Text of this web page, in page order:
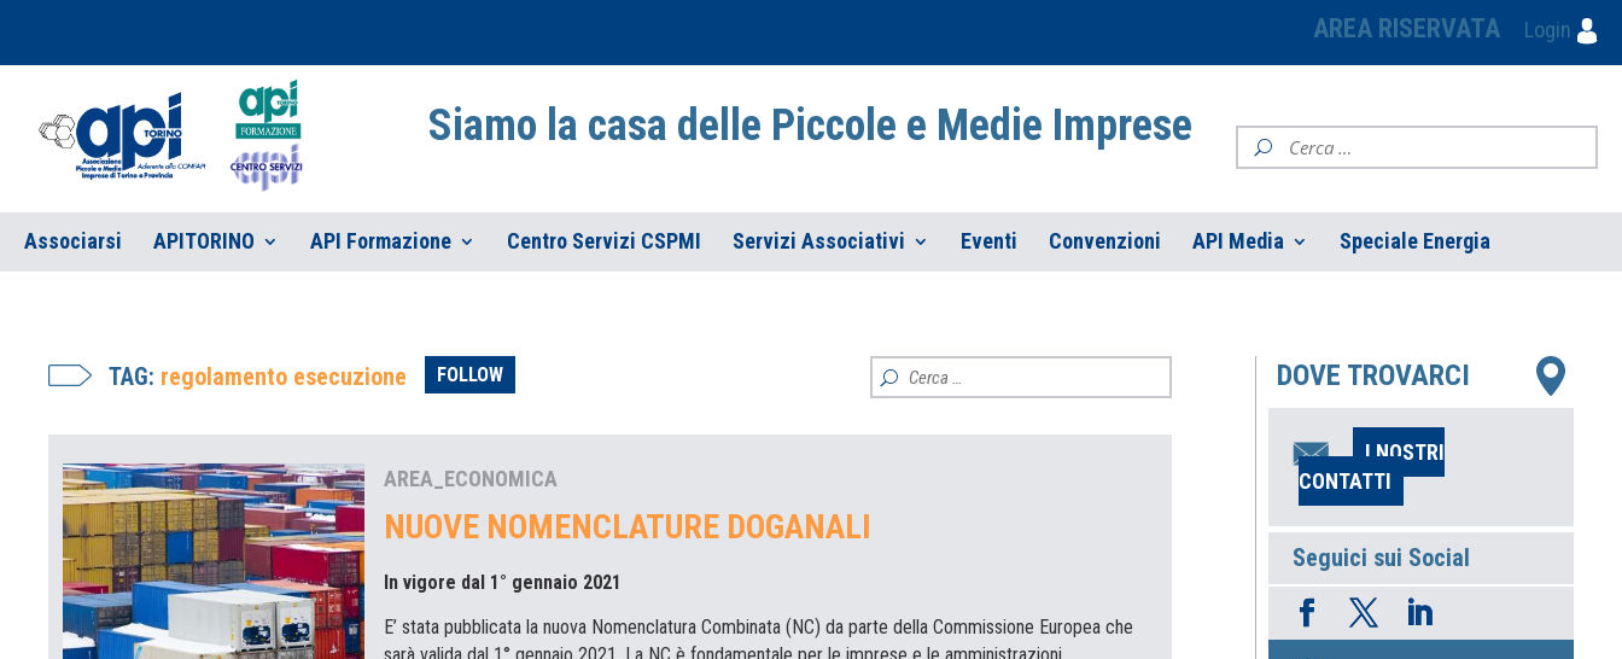
AREA RISERVATA Login
Siamo la casa delle Piccole e Medie Imprese
Associarsi APITORINO API Formazione Centro Servizi CSPMI Servizi Associativi Eventi Convenzioni API Media Speciale Energia
TAG: regolamento esecuzione FOLLOW
AREA_ECONOMICA
NUOVE NOMENCLATURE DOGANALI
In vigore dal 1° gennaio 2021
E’ stata pubblicata la nuova Nomenclatura Combinata (NC) da parte della Commissione Europea che
DOVE TROVARCI
I NOSTRI
CONTATTI
Seguici sui Social